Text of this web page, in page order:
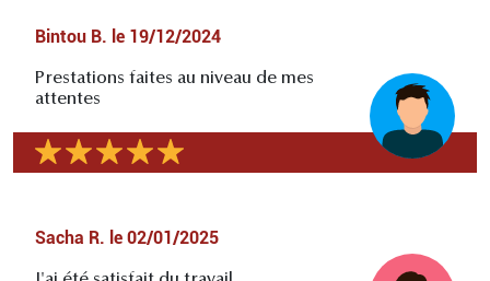
Bintou B. le 19/12/2024
Prestations faites au niveau de mes
attentes
Sacha R. le 02/01/2025